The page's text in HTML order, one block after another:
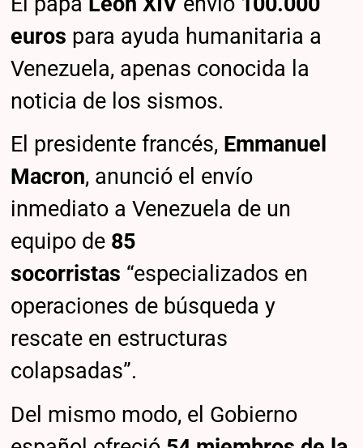
euros para ayuda humanitaria a
Venezuela, apenas conocida la
noticia de los sismos.
El presidente francés, Emmanuel
Macron, anunció el envío
inmediato a Venezuela de un
equipo de 85
socorristas “especializados en
operaciones de búsqueda y
rescate en estructuras
colapsadas”.
Del mismo modo, el Gobierno